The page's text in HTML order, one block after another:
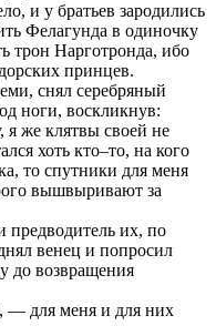
и у братьев зародились
Фелагунда в одиночку
трон Нарготронда, ибо
принцев.
снял серебряный
ноги, воскликнув:
же клятвы своей не
хоть кто–то, на кого
то спутники для меня
вышвыривают за
предводитель их, по
венец и попросил
до возвращения
для меня и для них